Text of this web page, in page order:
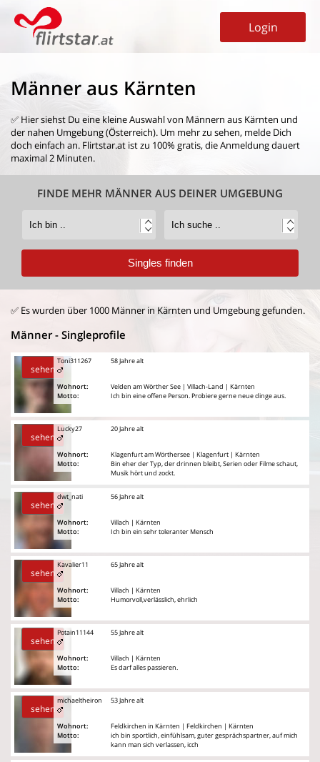
Login
Männer aus Kärnten
✅ Hier siehst Du eine kleine Auswahl von Männern aus Kärnten und
der nahen Umgebung (Österreich). Um mehr zu sehen, melde Dich
doch einfach an. Flirtstar.at ist zu 100% gratis, die Anmeldung dauert
maximal 2 Minuten.
FINDE MEHR MÄNNER AUS DEINER UMGEBUNG
✅ Es wurden über 1000 Männer in Kärnten und Umgebung gefunden.
Männer - Singleprofile
sehen
Toni311267
Wohnort:
Motto:
58 Jahre alt
Velden am Wörther See | Villach-Land | Kärnten
Ich bin eine offene Person. Probiere gerne neue dinge aus.
sehen
Lucky27
Wohnort:
Motto:
20 Jahre alt
Klagenfurt am Wörthersee | Klagenfurt | Kärnten
Bin eher der Typ, der drinnen bleibt, Serien oder Filme schaut,
Musik hört und zockt.
sehen
dwt_nati
Wohnort:
Motto:
56 Jahre alt
Villach | Kärnten
Ich bin ein sehr toleranter Mensch
sehen
Kavalier11
Wohnort:
Motto:
65 Jahre alt
Villach | Kärnten
Humorvoll,verlässlich, ehrlich
sehen
Potain11144
Wohnort:
Motto:
55 Jahre alt
Villach | Kärnten
Es darf alles passieren.
sehen
michaeltheiron
Wohnort:
Motto:
53 Jahre alt
Feldkirchen in Kärnten | Feldkirchen | Kärnten
ich bin sportlich, einfühlsam, guter gesprächspartner, auf mich
kann man sich verlassen, icch